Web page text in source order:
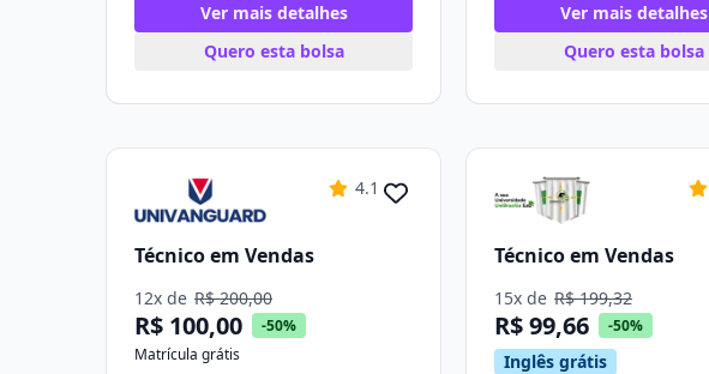
Ver mais detalhes
Quero esta bolsa
Ver mais detalhes
Quero esta bolsa
4.1
Técnico em Vendas
12x de R$ 200,00
R$ 100,00
-50%
Matrícula grátis
Técnico em Vendas
15x de R$ 199,32
R$ 99,66 -50%
Inglês grátis